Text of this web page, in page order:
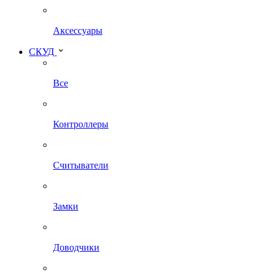
Аксессуары
СКУД
Все
Контроллеры
Считыватели
Замки
Доводчики